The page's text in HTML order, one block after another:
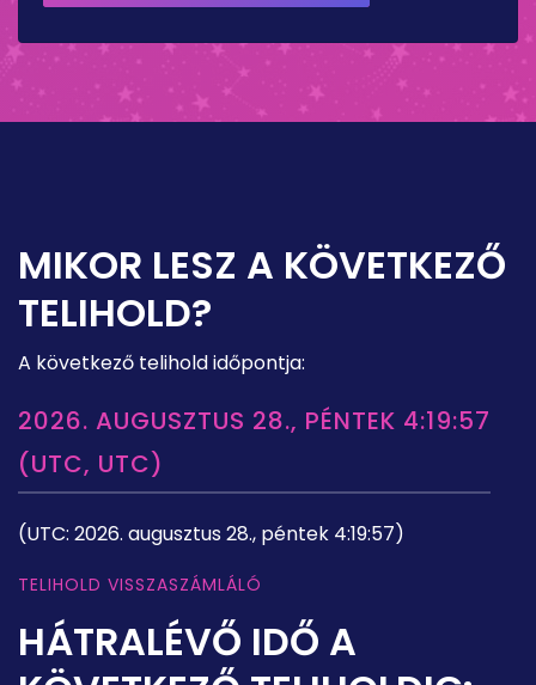
MIKOR LESZ A KÖVETKEZŐ
TELIHOLD?
A következő telihold időpontja:
2026. AUGUSZTUS 28., PÉNTEK 4:19:57
(UTC, UTC)
(UTC: 2026. augusztus 28., péntek 4:19:57)
TELIHOLD VISSZASZÁMLÁLÓ
HÁTRALÉVŐ IDŐ A